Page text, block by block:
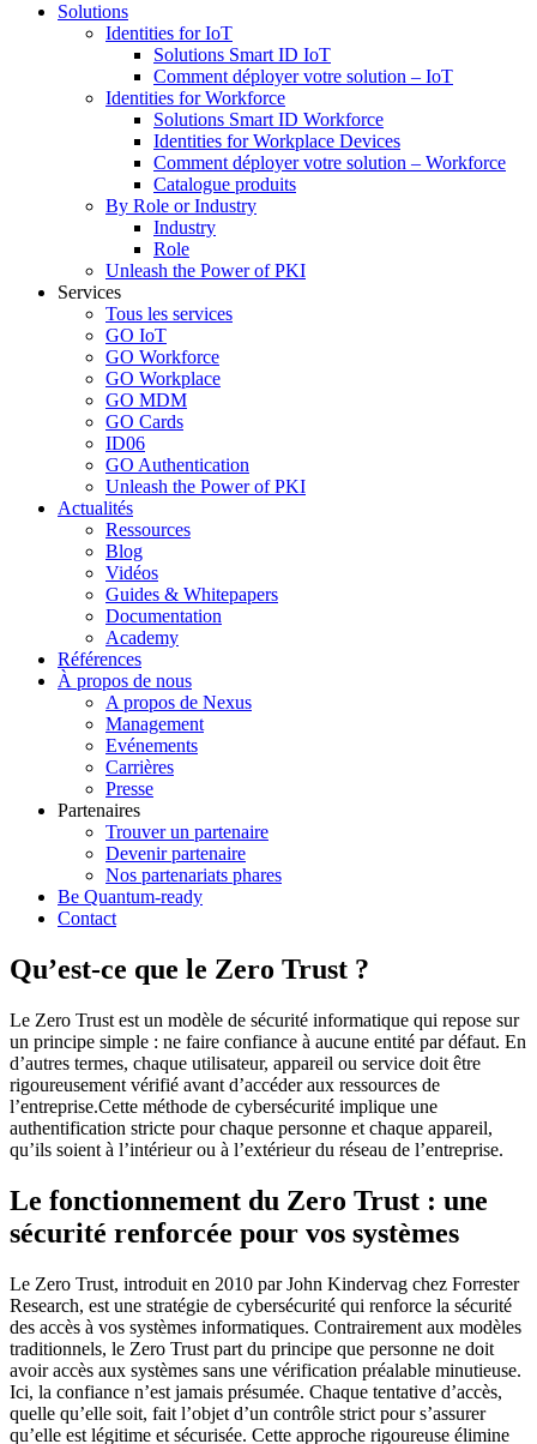
Solutions
Identities for IoT
Solutions Smart ID IoT
Comment déployer votre solution – IoT
Identities for Workforce
Solutions Smart ID Workforce
Identities for Workplace Devices
Comment déployer votre solution – Workforce
Catalogue produits
By Role or Industry
Industry
Role
Unleash the Power of PKI
Services
Tous les services
GO IoT
GO Workforce
GO Workplace
GO MDM
GO Cards
ID06
GO Authentication
Unleash the Power of PKI
Actualités
Ressources
Blog
Vidéos
Guides & Whitepapers
Documentation
Academy
Références
À propos de nous
A propos de Nexus
Management
Evénements
Carrières
Presse
Partenaires
Trouver un partenaire
Devenir partenaire
Nos partenariats phares
Be Quantum-ready
Contact
Qu’est-ce que le Zero Trust ?
Le Zero Trust est un modèle de sécurité informatique qui repose sur
un principe simple : ne faire confiance à aucune entité par défaut. En
d’autres termes, chaque utilisateur, appareil ou service doit être
rigoureusement vérifié avant d’accéder aux ressources de
l’entreprise.Cette méthode de cybersécurité implique une
authentification stricte pour chaque personne et chaque appareil,
qu’ils soient à l’intérieur ou à l’extérieur du réseau de l’entreprise.
Le fonctionnement du Zero Trust : une
sécurité renforcée pour vos systèmes
Le Zero Trust, introduit en 2010 par John Kindervag chez Forrester
Research, est une stratégie de cybersécurité qui renforce la sécurité
des accès à vos systèmes informatiques. Contrairement aux modèles
traditionnels, le Zero Trust part du principe que personne ne doit
avoir accès aux systèmes sans une vérification préalable minutieuse.
Ici, la confiance n’est jamais présumée. Chaque tentative d’accès,
quelle qu’elle soit, fait l’objet d’un contrôle strict pour s’assurer
qu’elle est légitime et sécurisée. Cette approche rigoureuse élimine